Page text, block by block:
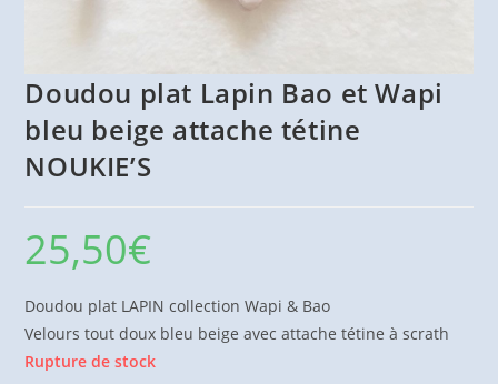
Doudou plat Lapin Bao et Wapi
bleu beige attache tétine
NOUKIE’S
25,50€
Doudou plat LAPIN collection Wapi & Bao
Velours tout doux bleu beige avec attache tétine à scrath
Rupture de stock